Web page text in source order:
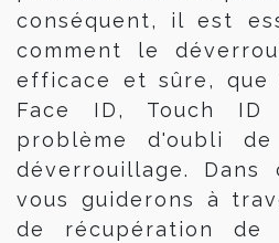
conséquent, il est
comment le
efficace et sûre, que
Face ID, Touch
problème d'oubli
déverrouillage. Dans
vous guiderons à
de récupération